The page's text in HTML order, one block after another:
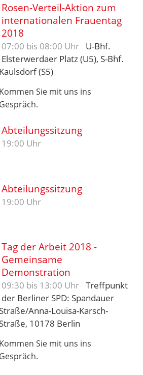
Rosen-Verteil-Aktion zum
internationalen Frauentag
2018
07:00 bis 08:00 Uhr
U-Bhf.
Elsterwerdaer Platz (U5), S-Bhf.
Kaulsdorf (S5)
Kommen Sie mit uns ins
Gespräch.
Abteilungssitzung
19:00 Uhr
Abteilungssitzung
19:00 Uhr
Tag der Arbeit 2018 -
Gemeinsame
Demonstration
09:30 bis 13:00 Uhr Treffpunkt
der Berliner SPD: Spandauer
Straße/Anna-Louisa-Karsch-
Straße, 10178 Berlin
Kommen Sie mit uns ins
Gespräch.